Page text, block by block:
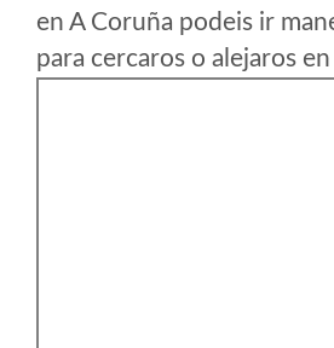
en A Coruña podeis ir
para cercaros o alejaros